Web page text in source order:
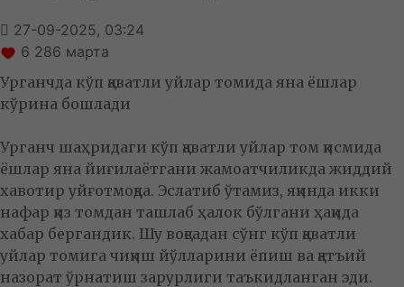
27-09-2025, 03:24
6 286 марта
Урганчда кўп қаватли уйлар томида яна ёшлар
кўрина бошлади
Урганч шаҳридаги кўп қаватли уйлар том қисмида
ёшлар яна йиғилаётгани жамоатчиликда жиддий
хавотир уйғотмоқда. Эслатиб ўтамиз, яқинда икки
нафар қиз томдан ташлаб ҳалок бўлгани ҳақида
хабар бергандик. Шу воқеадан сўнг кўп қаватли
уйлар томига чиқиш йўлларини ёпиш ва қатъий
назорат ўрнатиш зарурлиги таъкидланган эди.